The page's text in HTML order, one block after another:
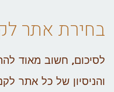
בחירת אתר
לסיכום, חשוב מאוד
והניסיון של כל אתר